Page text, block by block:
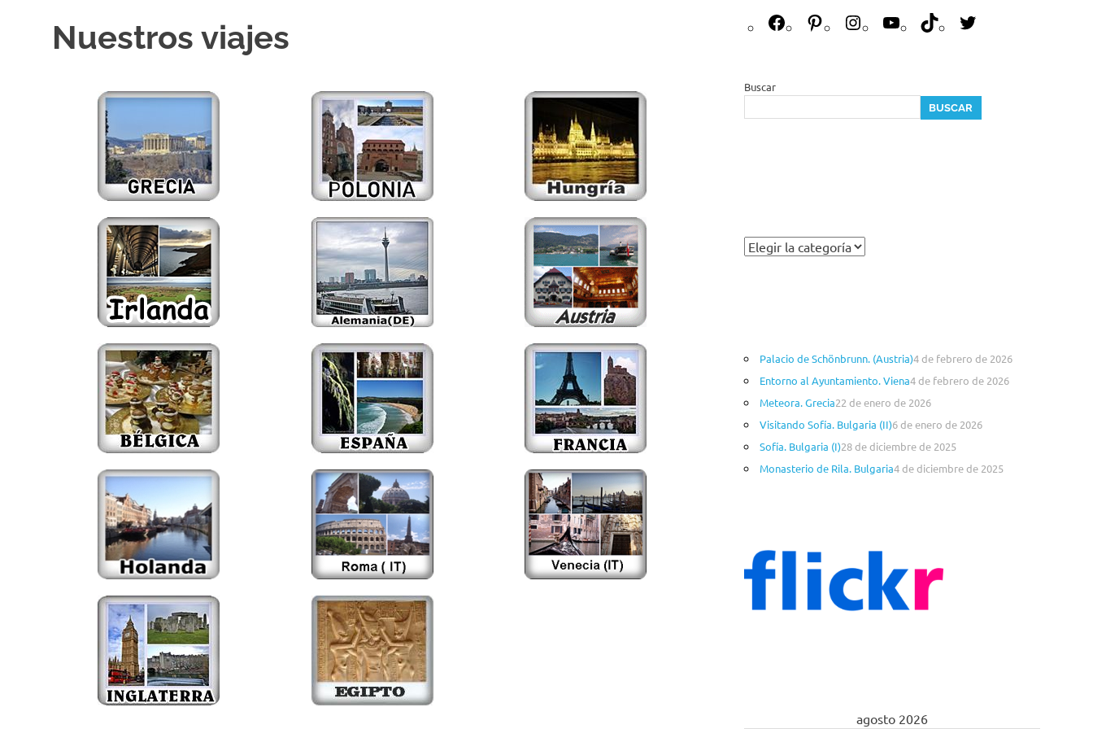
Nuestros viajes
Buscar
BUSCAR
Palacio de Schönbrunn. (Austria)4 de febrero de 2026
Entorno al Ayuntamiento. Viena4 de febrero de 2026
Meteora. Grecia22 de enero de 2026
Visitando Sofía. Bulgaria (II)6 de enero de 2026
Sofía. Bulgaria (I)28 de diciembre de 2025
Monasterio de Rila. Bulgaria4 de diciembre de 2025
agosto 2026